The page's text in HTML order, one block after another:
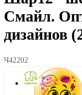
Смайл.
дизайнов
Ч42202